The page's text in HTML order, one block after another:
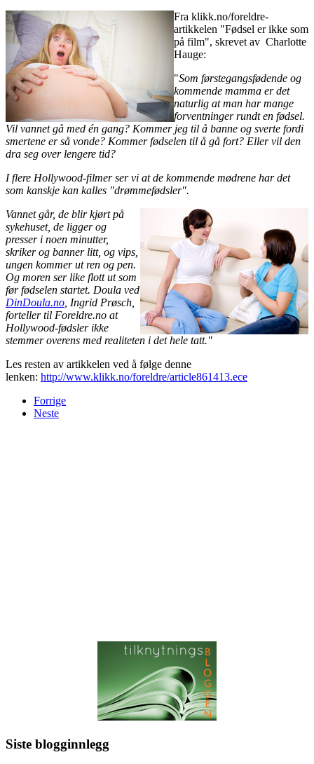
Fra klikk.no/foreldre-
artikkelen "Fødsel er ikke som
på film", skrevet av Charlotte
Hauge:
"Som førstegangsfødende og
kommende mamma er det
naturlig at man har mange
forventninger rundt en fødsel.
Vil vannet gå med én gang? Kommer jeg til å banne og sverte fordi
smertene er så vonde? Kommer fødselen til å gå fort? Eller vil den
dra seg over lengere tid?
I flere Hollywood-filmer ser vi at de kommende mødrene har det
som kanskje kan kalles "drømmefødsler".
Vannet går, de blir kjørt på
sykehuset, de ligger og
presser i noen minutter,
skriker og banner litt, og vips,
ungen kommer ut ren og pen.
Og moren ser like flott ut som
før fødselen startet. Doula ved
DinDoula.no , Ingrid Prøsch,
forteller til Foreldre.no at
Hollywood-fødsler ikke
stemmer overens med realiteten i det hele tatt."
Les resten av artikkelen ved å følge denne
lenken: http://www.klikk.no/foreldre/article861413.ece
Forrige
Neste
Siste blogginnlegg